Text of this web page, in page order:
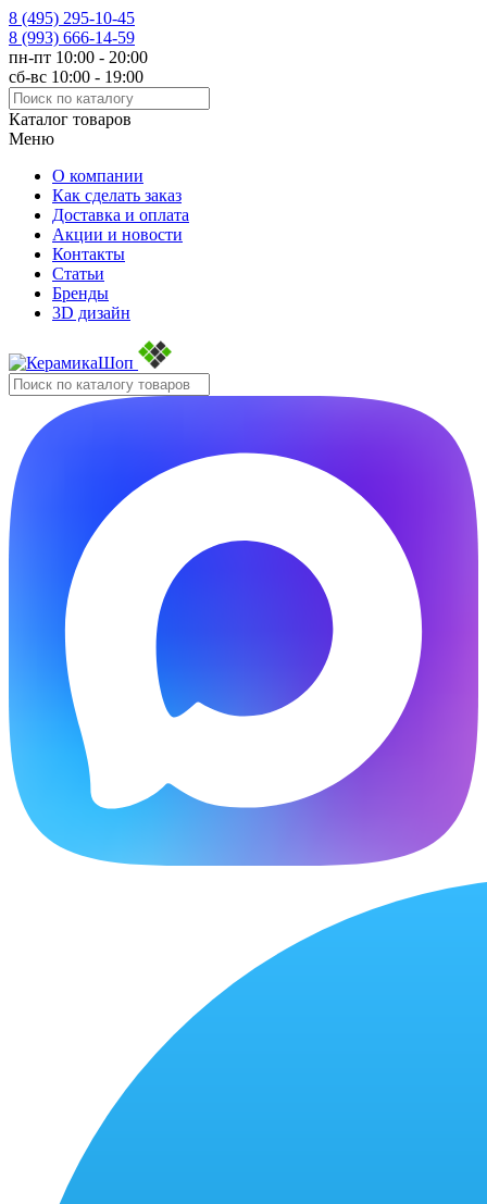
8 (495) 295-10-45
8 (993) 666-14-59
пн-пт 10:00 - 20:00
сб-вс 10:00 - 19:00
Каталог товаров
Меню
О компании
Как сделать заказ
Доставка и оплата
Акции и новости
Контакты
Статьи
Бренды
3D дизайн